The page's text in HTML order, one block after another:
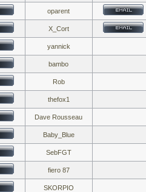
oparent
X_Cort
yannick
bambo
Rob
thefox1
Dave Rousseau
Baby_Blue
SebFGT
fiero 87
SKORPIO